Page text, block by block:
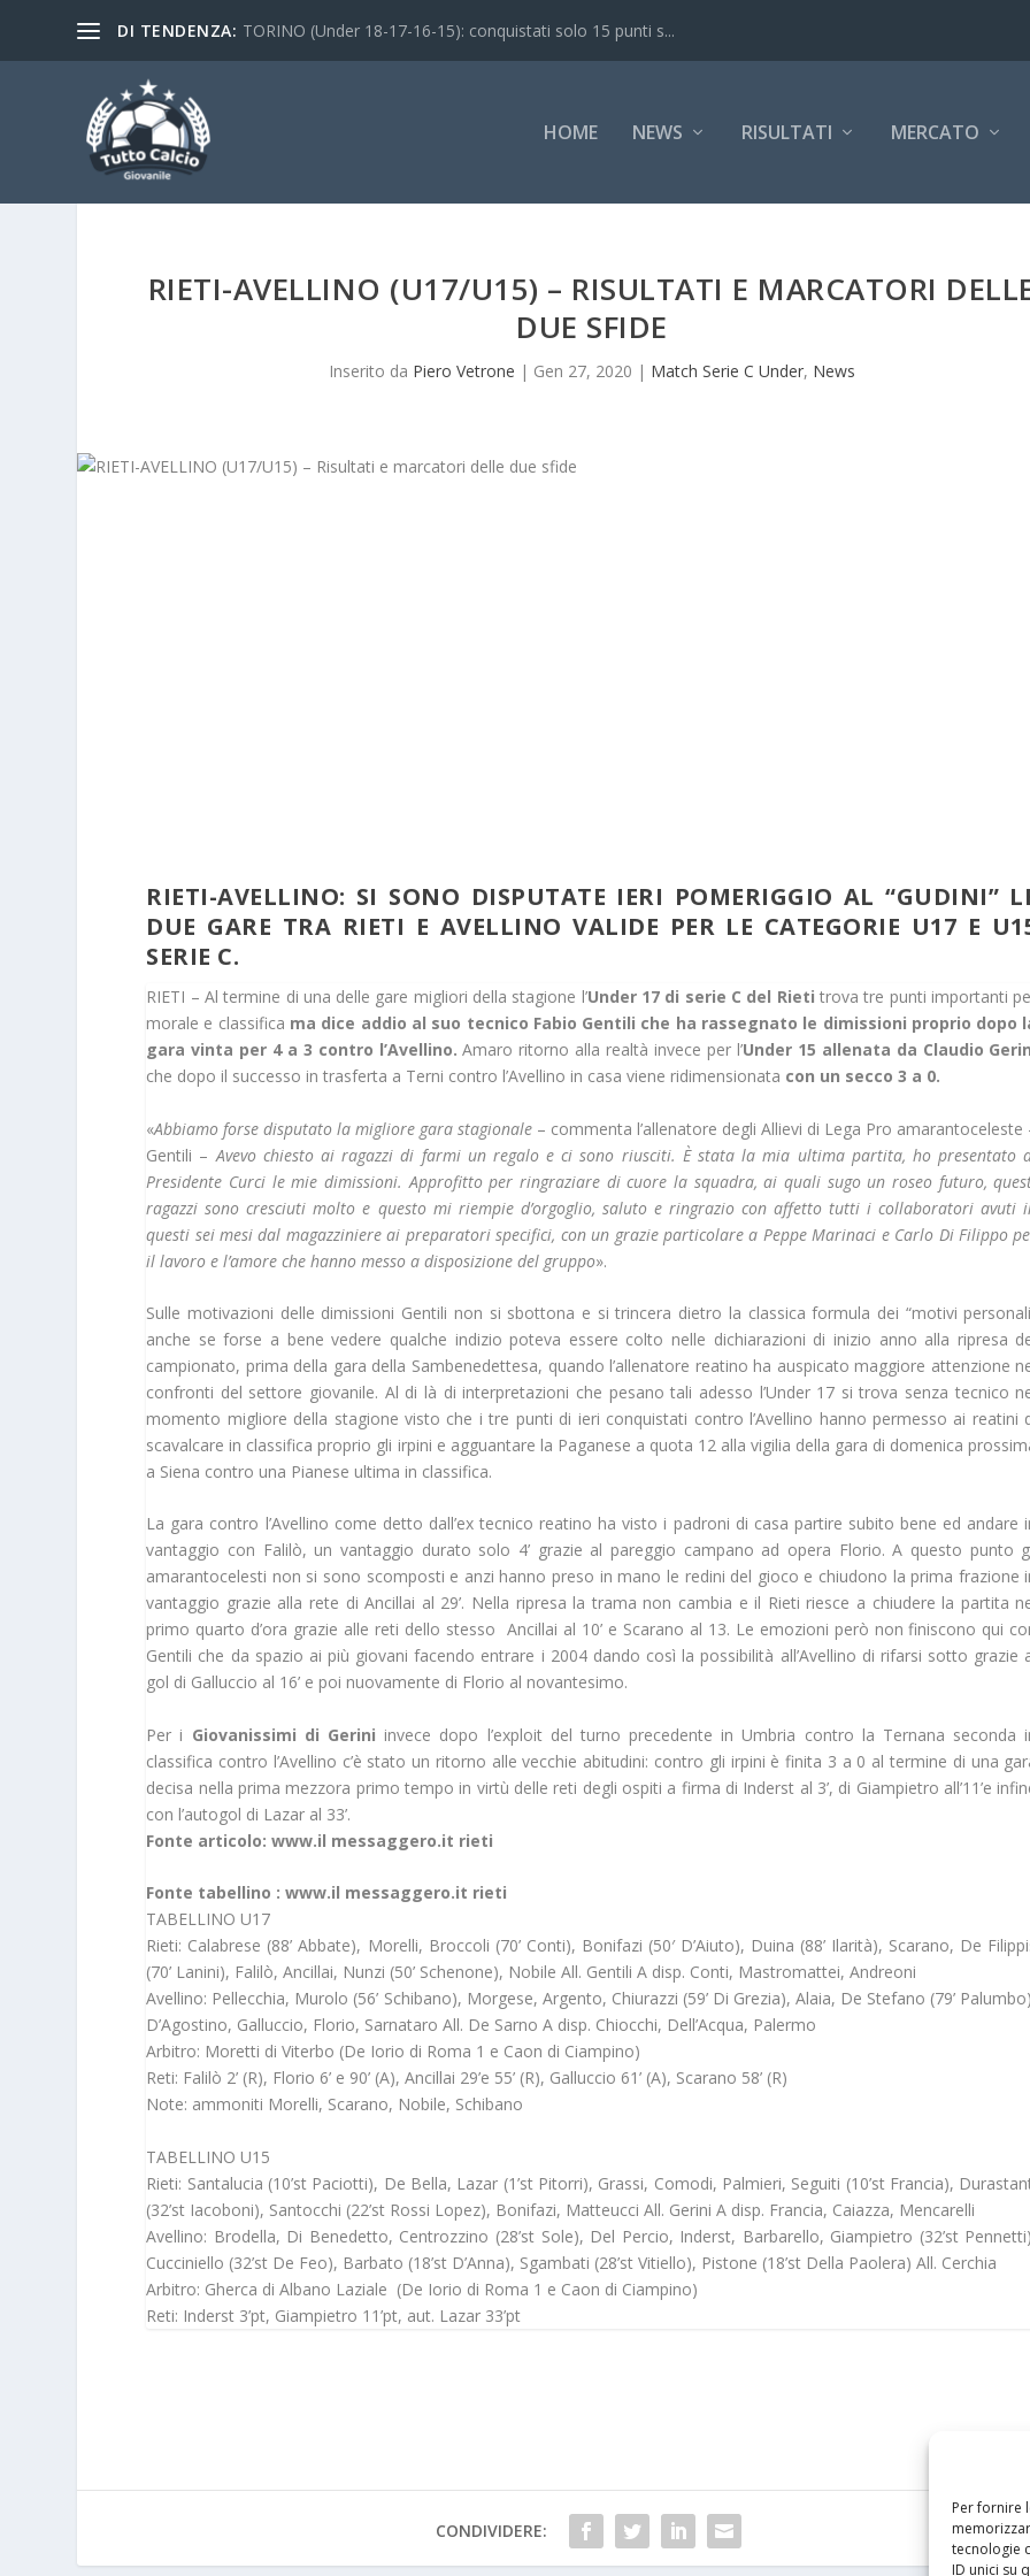
Per fornire
tecnologie
ID unici su
DI TENDENZA: TORINO (Under 18-17-16-15): conquistati solo 15 punti s...
HOME NEWS RISULTATI MERCATO
RIETI-AVELLINO (U17/U15) – RISULTATI E MARCATORI
DUE SFIDE
Inserito da Piero Vetrone | Gen 27, 2020 | Match Serie C Under, News
RIETI-AVELLINO: SI SONO DISPUTATE IERI POMERIGGIO AL “GUDINI”
DUE GARE TRA RIETI E AVELLINO VALIDE PER LE CATEGORIE U17 E
SERIE C.
RIETI – Al termine di una delle gare migliori della stagione l’Under 17 di serie C del Rieti trova tre punti importanti
morale e classifica ma dice addio al suo tecnico Fabio Gentili che ha rassegnato le dimissioni proprio dopo
gara vinta per 4 a 3 contro l’Avellino. Amaro ritorno alla realtà invece per l’Under 15 allenata da Claudio
che dopo il successo in trasferta a Terni contro l’Avellino in casa viene ridimensionata con un secco 3 a 0.
«Abbiamo forse disputato la migliore gara stagionale – commenta l’allenatore degli Allievi di Lega Pro amarantoceleste
Gentili – Avevo chiesto ai ragazzi di farmi un regalo e ci sono riusciti. È stata la mia ultima partita, ho presentato
Presidente Curci le mie dimissioni. Approfitto per ringraziare di cuore la squadra, ai quali sugo un roseo futuro,
ragazzi sono cresciuti molto e questo mi riempie d’orgoglio, saluto e ringrazio con affetto tutti i collaboratori avuti
questi sei mesi dal magazziniere ai preparatori specifici, con un grazie particolare a Peppe Marinaci e Carlo Di Filippo
il lavoro e l’amore che hanno messo a disposizione del gruppo».
Sulle motivazioni delle dimissioni Gentili non si sbottona e si trincera dietro la classica formula dei “motivi
anche se forse a bene vedere qualche indizio poteva essere colto nelle dichiarazioni di inizio anno alla ripresa
campionato, prima della gara della Sambenedettesa, quando l’allenatore reatino ha auspicato maggiore attenzione
confronti del settore giovanile. Al di là di interpretazioni che pesano tali adesso l’Under 17 si trova senza tecnico
momento migliore della stagione visto che i tre punti di ieri conquistati contro l’Avellino hanno permesso ai reatini
scavalcare in classifica proprio gli irpini e agguantare la Paganese a quota 12 alla vigilia della gara di domenica
a Siena contro una Pianese ultima in classifica.
La gara contro l’Avellino come detto dall’ex tecnico reatino ha visto i padroni di casa partire subito bene ed andare
vantaggio con Falilò, un vantaggio durato solo 4’ grazie al pareggio campano ad opera Florio. A questo punto
amarantocelesti non si sono scomposti e anzi hanno preso in mano le redini del gioco e chiudono la prima frazione
vantaggio grazie alla rete di Ancillai al 29’. Nella ripresa la trama non cambia e il Rieti riesce a chiudere la partita
primo quarto d’ora grazie alle reti dello stesso Ancillai al 10’ e Scarano al 13. Le emozioni però non finiscono qui
Gentili che da spazio ai più giovani facendo entrare i 2004 dando così la possibilità all’Avellino di rifarsi sotto grazie
gol di Galluccio al 16’ e poi nuovamente di Florio al novantesimo.
Per i Giovanissimi di Gerini invece dopo l’exploit del turno precedente in Umbria contro la Ternana seconda
classifica contro l’Avellino c’è stato un ritorno alle vecchie abitudini: contro gli irpini è finita 3 a 0 al termine di una
decisa nella prima mezzora primo tempo in virtù delle reti degli ospiti a firma di Inderst al 3’, di Giampietro all’11’e
con l’autogol di Lazar al 33’.
Fonte articolo: www.il messaggero.it rieti
Fonte tabellino : www.il messaggero.it rieti
TABELLINO U17
Rieti: Calabrese (88’ Abbate), Morelli, Broccoli (70’ Conti), Bonifazi (50′ D’Aiuto), Duina (88’ Ilarità), Scarano, De
(70’ Lanini), Falilò, Ancillai, Nunzi (50’ Schenone), Nobile All. Gentili A disp. Conti, Mastromattei, Andreoni
Avellino: Pellecchia, Murolo (56’ Schibano), Morgese, Argento, Chiurazzi (59’ Di Grezia), Alaia, De Stefano (79’
D’Agostino, Galluccio, Florio, Sarnataro All. De Sarno A disp. Chiocchi, Dell’Acqua, Palermo
Arbitro: Moretti di Viterbo (De Iorio di Roma 1 e Caon di Ciampino)
Reti: Falilò 2’ (R), Florio 6’ e 90’ (A), Ancillai 29’e 55’ (R), Galluccio 61’ (A), Scarano 58’ (R)
Note: ammoniti Morelli, Scarano, Nobile, Schibano
TABELLINO U15
Rieti: Santalucia (10’st Paciotti), De Bella, Lazar (1’st Pitorri), Grassi, Comodi, Palmieri, Seguiti (10’st Francia),
(32’st Iacoboni), Santocchi (22’st Rossi Lopez), Bonifazi, Matteucci All. Gerini A disp. Francia, Caiazza, Mencarelli
Avellino: Brodella, Di Benedetto, Centrozzino (28’st Sole), Del Percio, Inderst, Barbarello, Giampietro (32’st
Cucciniello (32’st De Feo), Barbato (18’st D’Anna), Sgambati (28’st Vitiello), Pistone (18’st Della Paolera) All. Cerchia
Arbitro: Gherca di Albano Laziale (De Iorio di Roma 1 e Caon di Ciampino)
Reti: Inderst 3’pt, Giampietro 11’pt, aut. Lazar 33’pt
CONDIVIDERE: